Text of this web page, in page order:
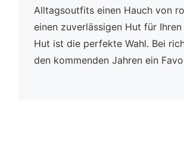
Alltagsoutfits einen Hauch von
einen zuverlässigen Hut für
Hut ist die perfekte Wahl. Bei
den kommenden Jahren ein